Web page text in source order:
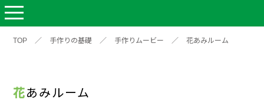
TOP ／ 手作りの基礎 ／ 手作りムービー ／ 花あみルーム
花あみルーム